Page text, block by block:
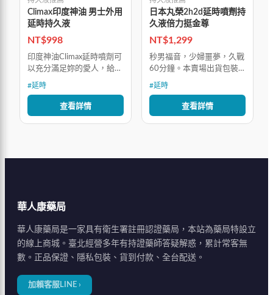
Climax印度神油 男士外用
延時持久液
NT$998
印度神油Climax延時噴劑可
以充分滿足妳的愛人，給她
帶來絕妙的高潮體驗，促進
可以讓妳獲得自信和男人的
尊嚴，更可以讓妳持續享受
所有的性愛
#延時
查看詳情
日本丸榮2h2d延時噴劑持
久液倍力挺金尊
NT$1,299
秒男福音，少婦噩夢，久戰
60分鐘。本賣場出貨包裝
嚴密，外包裝無任何情趣字
格保密，請放心購買~
#延時
查看詳情
華人康藥局
華人康藥局是一家具有衛生署註冊認證藥局，本站為藥局特設立
的線上商城。臺北經營多年有持證藥師答疑解惑，累計常客無
數。正品保證、隱私包裝、貨到付款、全台配送。
加賴客服LINE ›